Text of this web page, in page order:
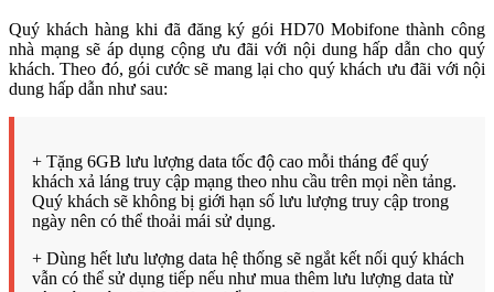
Quý khách hàng khi đã đăng ký gói HD70 Mobifone thành công
nhà mạng sẽ áp dụng cộng ưu đãi với nội dung hấp dẫn cho quý
khách. Theo đó, gói cước sẽ mang lại cho quý khách ưu đãi với nội
dung hấp dẫn như sau:
+ Tặng 6GB lưu lượng data tốc độ cao mỗi tháng để quý
khách xả láng truy cập mạng theo nhu cầu trên mọi nền tảng.
Quý khách sẽ không bị giới hạn số lưu lượng truy cập trong
ngày nên có thể thoải mái sử dụng.
+ Dùng hết lưu lượng data hệ thống sẽ ngắt kết nối quý khách
vẫn có thể sử dụng tiếp nếu như mua thêm lưu lượng data từ